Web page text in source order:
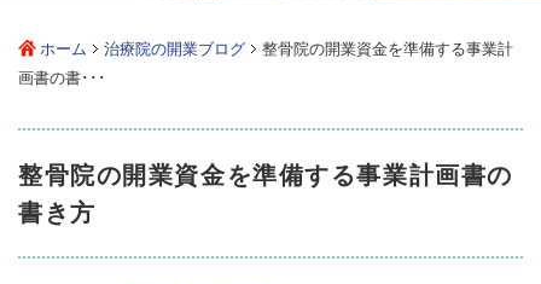
ホーム 治療院の開業ブログ
整骨院の開業資金を準備する事業計
画書の書･･･
整骨院の開業資金を準備する事業計画書の
書き方